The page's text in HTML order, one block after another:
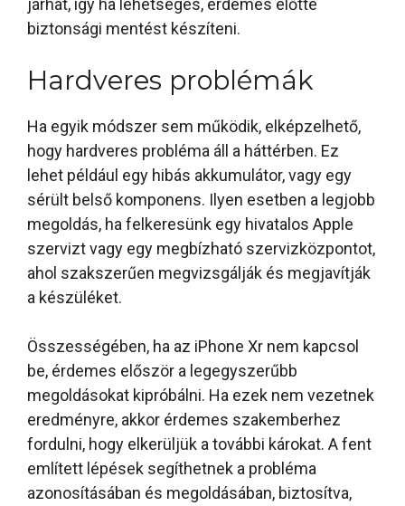
járhat, így ha lehetséges, érdemes előtte
biztonsági mentést készíteni.
Hardveres problémák
Ha egyik módszer sem működik, elképzelhető,
hogy hardveres probléma áll a háttérben. Ez
lehet például egy hibás akkumulátor, vagy egy
sérült belső komponens. Ilyen esetben a legjobb
megoldás, ha felkeresünk egy hivatalos Apple
szervizt vagy egy megbízható szervizközpontot,
ahol szakszerűen megvizsgálják és megjavítják
a készüléket.
Összességében, ha az iPhone Xr nem kapcsol
be, érdemes először a legegyszerűbb
megoldásokat kipróbálni. Ha ezek nem vezetnek
eredményre, akkor érdemes szakemberhez
fordulni, hogy elkerüljük a további károkat. A fent
említett lépések segíthetnek a probléma
azonosításában és megoldásában, biztosítva,